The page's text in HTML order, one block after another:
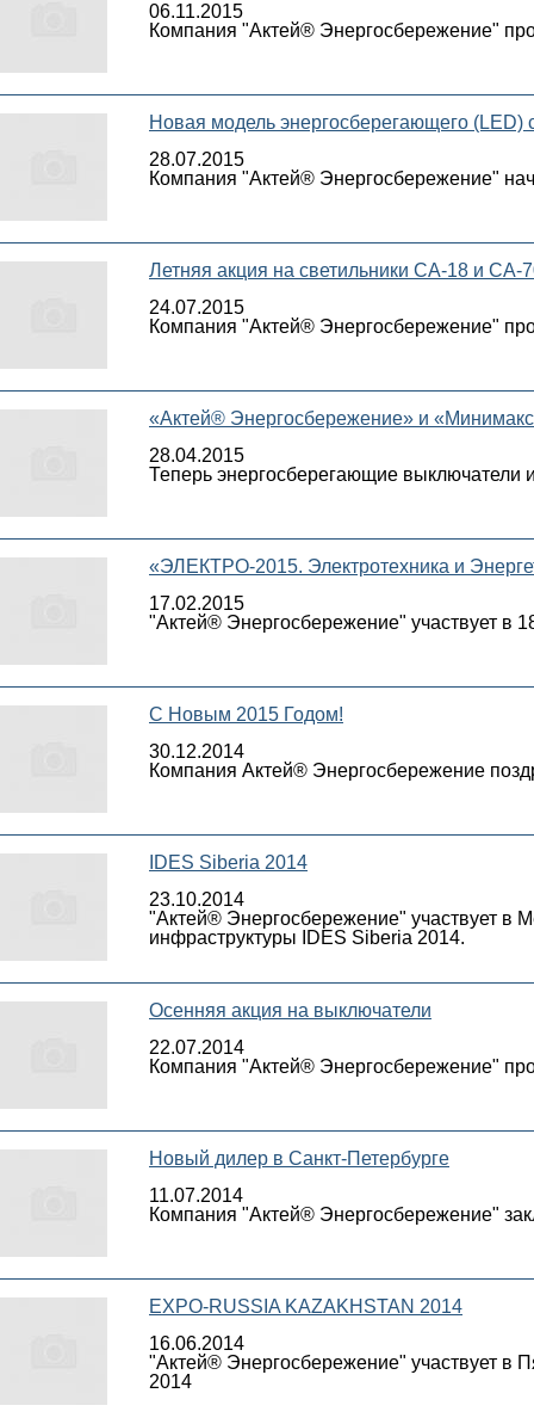
06.11.2015
Компания "Актей® Энергосбережение"
Новая модель энергосберегающего (LED)
28.07.2015
Компания "Актей® Энергосбережение"
Летняя акция на светильники СА-18 и СА-
24.07.2015
Компания "Актей® Энергосбережение"
«Актей® Энергосбережение» и
28.04.2015
Теперь энергосберегающие выключатели
«ЭЛЕКТРО-2015. Электротехника и
17.02.2015
"Актей® Энергосбережение" участвует в
C Новым 2015 Годом!
30.12.2014
Компания Актей® Энергосбережение
IDES Siberia 2014
23.10.2014
"Актей® Энергосбережение" участвует в
инфраструктуры IDES Siberia 2014.
Осенняя акция на выключатели
22.07.2014
Компания "Актей® Энергосбережение"
Новый дилер в Санкт-Петербурге
11.07.2014
Компания "Актей® Энергосбережение"
EXPO-RUSSIA KAZAKHSTAN 2014
16.06.2014
"Актей® Энергосбережение" участвует
2014